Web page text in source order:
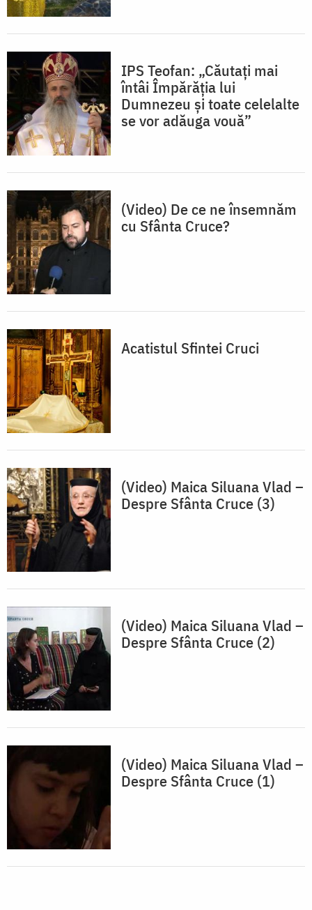
IPS Teofan: „Căutați mai
întâi Împărăția lui
Dumnezeu și toate celelalte
se vor adăuga vouă”
(Video) De ce ne însemnăm
cu Sfânta Cruce?
Acatistul Sfintei Cruci
(Video) Maica Siluana Vlad –
Despre Sfânta Cruce (3)
(Video) Maica Siluana Vlad –
Despre Sfânta Cruce (2)
(Video) Maica Siluana Vlad –
Despre Sfânta Cruce (1)